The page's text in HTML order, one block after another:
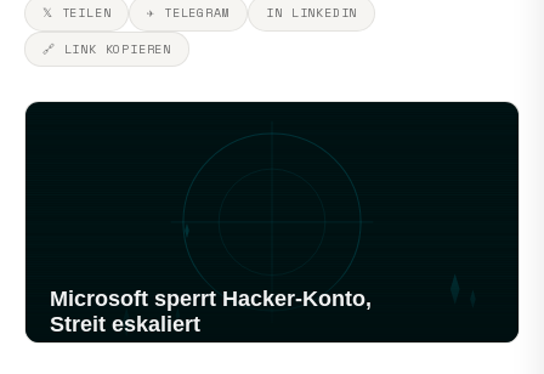
𝕏 TEILEN ✈ TELEGRAM
IN LINKEDIN
🔗 LINK KOPIEREN